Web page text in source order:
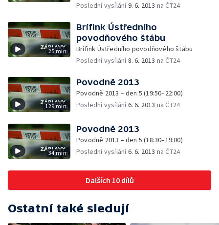
Poslední vysílání9. 6. 2013 na ČT24
25 min
Brífink Ústředního
povodňového štábu
Brífink Ústředního povodňového štábu
Poslední vysílání8. 6. 2013 na ČT24
129 min
Povodně 2013
Povodně 2013 – den 5 (19:50–22:00)
Poslední vysílání6. 6. 2013 na ČT24
34 min
Povodně 2013
Povodně 2013 – den 5 (18:30–19:00)
Poslední vysílání6. 6. 2013 na ČT24
Dalších 10 dílů
Ostatní také sledují